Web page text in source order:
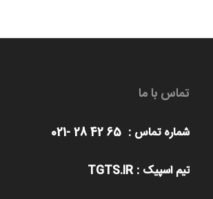
تماس با ما
شماره تماس : 65 42 28 -021
تیم اسپیک : TGTS.IR